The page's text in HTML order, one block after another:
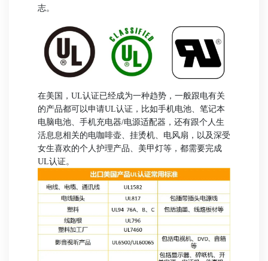
志。
在美国，UL认证已经成为一种趋势，一般跟电有关
的产品都可以申请UL认证，比如手机电池、笔记本
电脑电池、手机充电器/电源适配器，还有跟个人生
活息息相关的电咖啡壶、挂烫机、电风扇，以及深受
女生喜欢的个人护理产品、美甲灯等，都需要完成
UL认证。